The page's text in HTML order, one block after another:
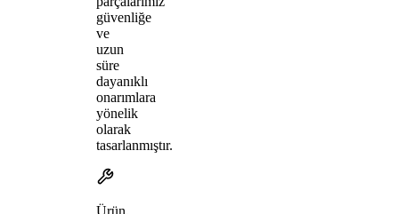
güvenliğe
ve
uzun
süre
dayanıklı
onarımlara
yönelik
olarak
tasarlanmıştır.
Ürün,